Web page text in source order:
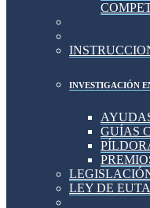
INVESTIGACIÓN
GUÍAS
LEY DE